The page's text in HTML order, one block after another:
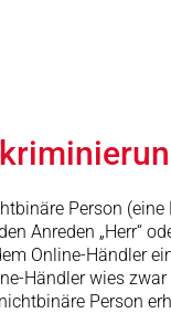
Person
Anreden „Herr“
Online-Händler
Händler wies
Person